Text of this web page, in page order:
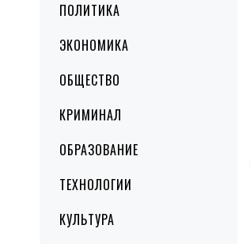
MenuПОЛИТИКА
ЭКОНОМИКА
ОБЩЕСТВО
КРИМИНАЛ
ОБРАЗОВАНИЕ
ТЕХНОЛОГИИ
КУЛЬТУРА